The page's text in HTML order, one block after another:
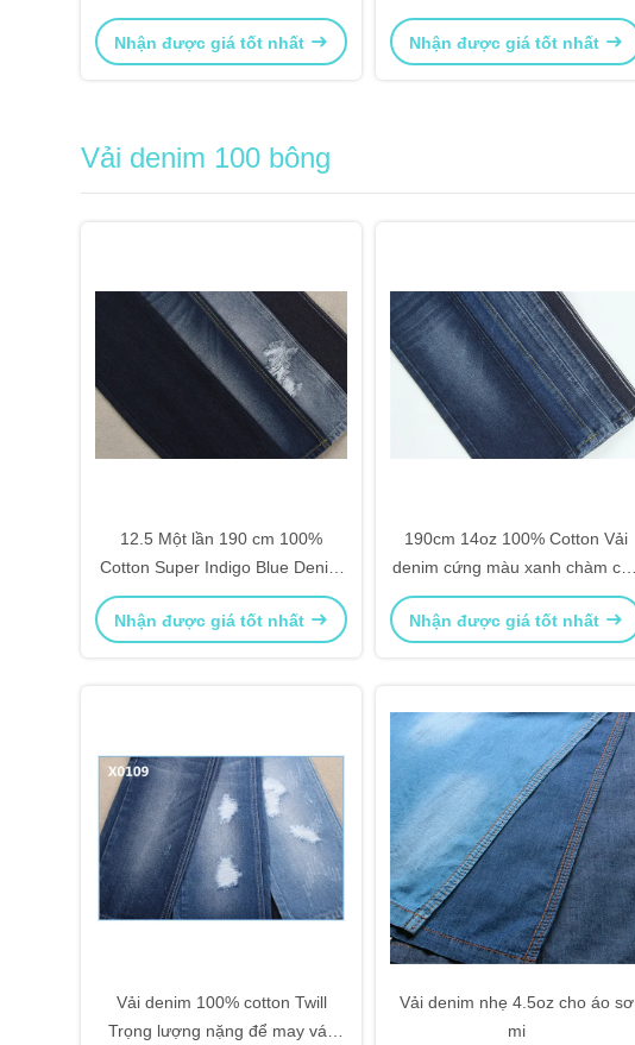
Nhận được giá tốt nhất Nhận được giá tốt nhất
Vải denim 100 bông
12.5 Một lần 190 cm 100%
Cotton Super Indigo Blue Denim
Jeans
Nhận được giá tốt nhất
190cm 14oz 100% Cotton Vải
denim cứng màu xanh chàm cho
quần jean thân thiện với môi
trường
Nhận được giá tốt nhất
Vải denim 100% cotton Twill
Trọng lượng nặng để may váy
Vải denim nhẹ 4.5oz cho áo sơ
mi